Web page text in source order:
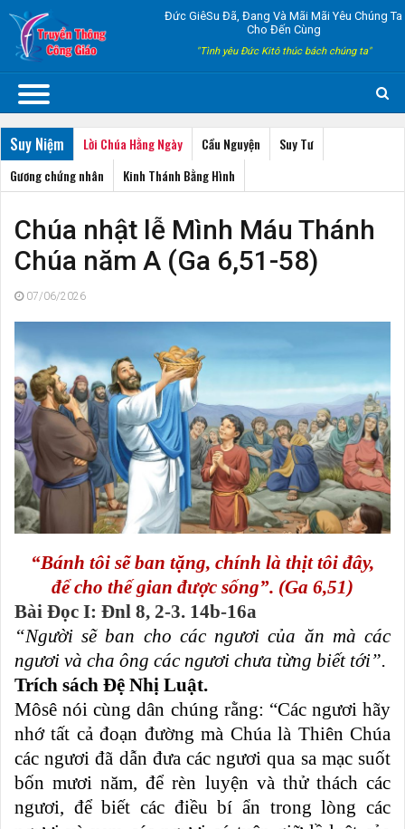
Đức GiêSu Đã, Đang Và Mãi Mãi Yêu Chúng Ta
Cho Đến Cùng
"Tình yêu Đức Kitô thúc bách chúng ta"
Suy Niệm Lời Chúa Hằng Ngày Cầu Nguyện
Suy Tư
Gương chứng nhân
Kinh Thánh Bằng Hình
Chúa nhật lễ Mình Máu Thánh
Chúa năm A (Ga 6,51-58)
07/06/2026
“Bánh tôi sẽ ban tặng, chính là thịt tôi đây,
để cho thế gian được sống”. (Ga 6,51)
Bài Ðọc I: Ðnl 8, 2-3. 14b-16a
“Người sẽ ban cho các ngươi của ăn mà các
ngươi và cha ông các ngươi chưa từng biết tới”.
Trích sách Ðệ Nhị Luật.
Môsê nói cùng dân chúng rằng: “Các ngươi hãy
nhớ tất cả đoạn đường mà Chúa là Thiên Chúa
các ngươi đã dẫn đưa các ngươi qua sa mạc suốt
bốn mươi năm, để rèn luyện và thử thách các
ngươi, để biết các điều bí ẩn trong lòng các